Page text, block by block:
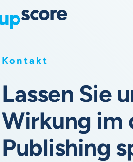
Kontakt
Lassen Sie
Wirkung im
Publishing